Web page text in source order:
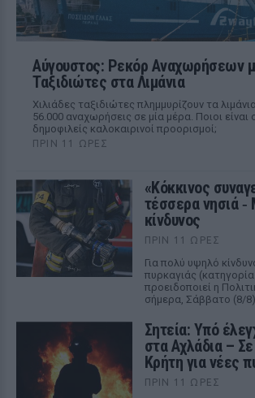
Αύγουστος: Ρεκόρ Αναχωρήσεων
Ταξιδιώτες στα Λιμάνια
Χιλιάδες ταξιδιώτες πλημμυρίζουν τα
56.000 αναχωρήσεις σε μία μέρα. Ποιοι είναι
δημοφιλείς καλοκαιρινοί προορισμοί;
ΠΡΙΝ 11 ΏΡΕΣ
«Κόκκινος
τέσσερα νησιά
κίνδυνος
ΠΡΙΝ 11 ΏΡΕΣ
Για πολύ υψηλό
πυρκαγιάς (κατηγορία
προειδοποιεί η
σήμερα, Σάββατο (8/
Σητεία: Υπό
στα Αχλάδια –
Κρήτη για νέες
ΠΡΙΝ 11 ΏΡΕΣ